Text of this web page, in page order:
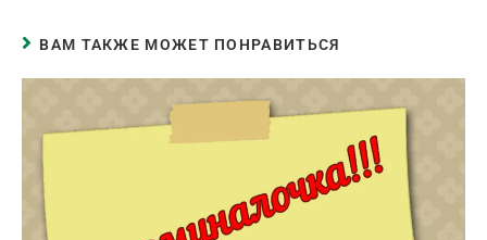
ВАМ ТАКЖЕ МОЖЕТ ПОНРАВИТЬСЯ